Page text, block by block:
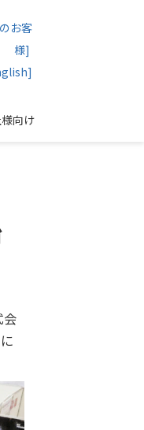
お客
様]
向け
会